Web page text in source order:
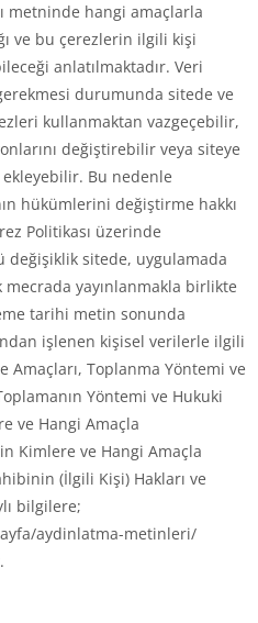
metninde hangi amaçlarla
ve bu çerezlerin ilgili kişi
anlatılmaktadır. Veri
durumunda sitede ve
kullanmaktan vazgeçebilir,
değiştirebilir veya siteye
Bu nedenle
hükümlerini değiştirme hakkı
Politikası üzerinde
sitede, uygulamada
yayınlanmakla birlikte
tarihi metin sonunda
işlenen kişisel verilerle ilgili
Amaçları, Toplanma Yöntemi ve
Yöntemi ve Hukuki
ve Hangi Amaçla
Kimlere ve Hangi Amaçla
(İlgili Kişi) Hakları ve
bilgilere;
aydinlatma-metinleri/